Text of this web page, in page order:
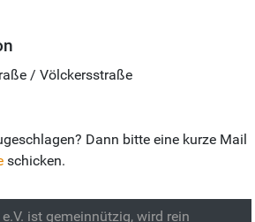
/ Völckersstraße
Dann bitte eine kurze Mail
schicken.
ist gemeinnützig, wird rein